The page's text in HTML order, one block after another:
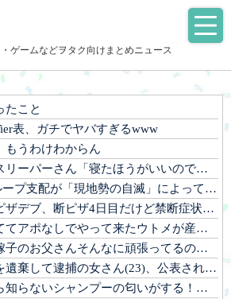
ゲームなどヲタク向けまとめニュース
たこと
表、ガチでヤバすぎるwww
もうわけわからん
ーさん「寝たほうがいいのでは？」にブチギレ
が「現地勢の自滅」によって一層深刻化している件
ブ、断ピザ4日目だけど禁断症状出てヤバイ....
が産まれた子供を見に来る。「お昼はお惣菜でいいわ」なんて言われたけど来てほしくない
頑張ってるのにボーナスが減ったり大変ねぇ」私の自慢の父をバカにし始めた→
捕の女さん(23)、公表された美人すぎるご尊顔がこちら⇒www
がする！変な店に行ってるに違いない！！！」探偵「調べたところ･･･」⇒結果ｗｗ